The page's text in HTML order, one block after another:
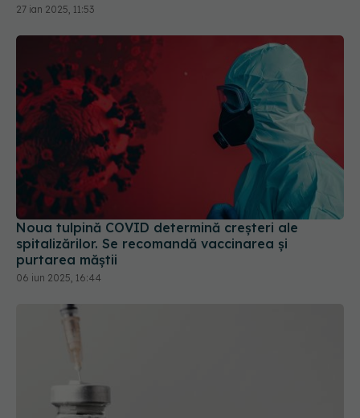
27 ian 2025, 11:53
Noua tulpină COVID determină creșteri ale
spitalizărilor. Se recomandă vaccinarea și
purtarea măștii
06 iun 2025, 16:44